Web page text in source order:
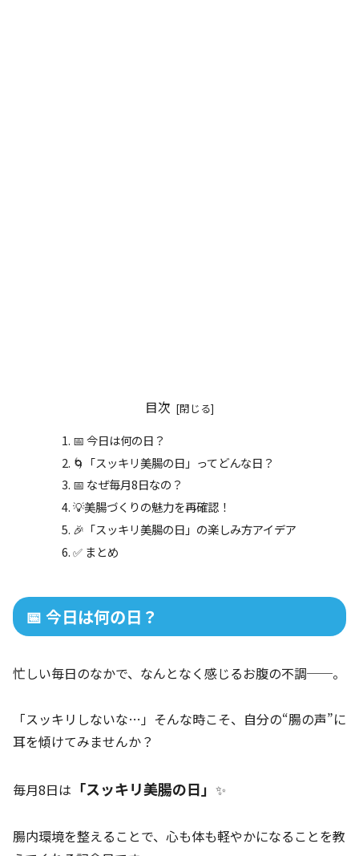
目次
📅 今日は何の日？
🌀「スッキリ美腸の日」ってどんな日？
📅 なぜ毎月8日なの？
💡美腸づくりの魅力を再確認！
🎉「スッキリ美腸の日」の楽しみ方アイデア
✅ まとめ
📅 今日は何の日？
忙しい毎日のなかで、なんとなく感じるお腹の不調──。
「スッキリしないな…」そんな時こそ、自分の“腸の声”に
耳を傾けてみませんか？
毎月8日は 「スッキリ美腸の日」 ✨
腸内環境を整えることで、心も体も軽やかになることを教